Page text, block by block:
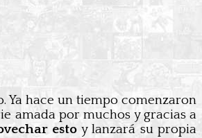
hace un tiempo comenzaron
amada por muchos y gracias a
esto y lanzará su propia